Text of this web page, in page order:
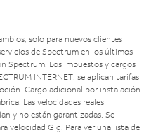
solo para nuevos clientes
de Spectrum en los últimos
Spectrum. Los impuestos y cargos
INTERNET: se aplican tarifas
Cargo adicional por instalación.
Las velocidades reales
y no están garantizadas. Se
velocidad Gig. Para ver una lista de